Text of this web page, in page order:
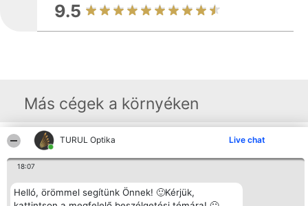
TURUL Optika Live chat
18:07
Helló, örömmel segítünk Önnek! 🙂Kérjük,
9.5
Más cégek a környéken
Rangsorszervező
SC Beautiful Company S.R.L.
Bulevardul Aleea Timișul De
4, Ap. 13
Bukarest 53-238
Nyertesek
listája
Szabályok
Elérhetőség